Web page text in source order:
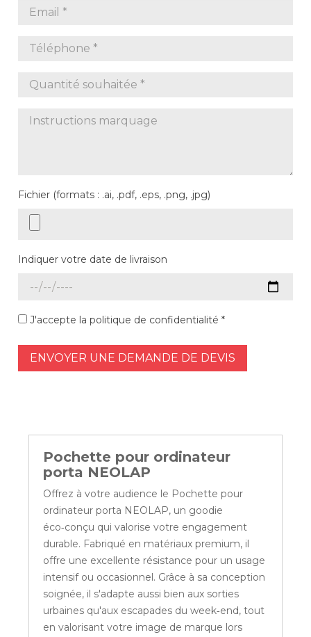
Fichier (formats : .ai, .pdf, .eps, .png, .jpg)
Indiquer votre date de livraison
J'accepte la politique de confidentialité *
ENVOYER UNE DEMANDE DE DEVIS
Pochette pour ordinateur
porta NEOLAP
Offrez à votre audience le Pochette pour
ordinateur porta NEOLAP, un goodie
éco‑conçu qui valorise votre engagement
durable. Fabriqué en matériaux premium, il
offre une excellente résistance pour un usage
intensif ou occasionnel. Grâce à sa conception
soignée, il s'adapte aussi bien aux sorties
urbaines qu'aux escapades du week‑end, tout
en valorisant votre image de marque lors